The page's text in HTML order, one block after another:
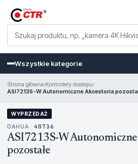
Wszystkie kategorie
Strona główna›Kontrolery dostepu›
ASI7213S-W Autonomiczne Akcestoria
WYPRZEDAŻ
DAHUA · 40736
ASI7213S-W
pozostałe